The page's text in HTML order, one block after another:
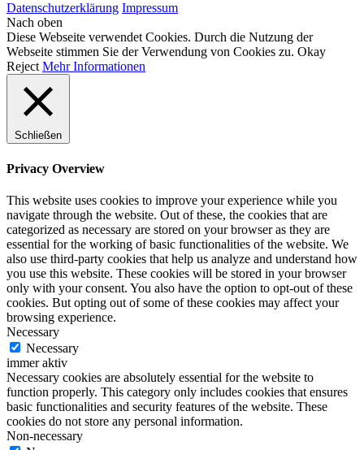
Datenschutzerklärung Impressum
Nach oben
Diese Webseite verwendet Cookies. Durch die Nutzung der
Webseite stimmen Sie der Verwendung von Cookies zu. Okay
Reject Mehr Informationen
Schließen
Privacy Overview
This website uses cookies to improve your experience while you
navigate through the website. Out of these, the cookies that are
categorized as necessary are stored on your browser as they are
essential for the working of basic functionalities of the website. We
also use third-party cookies that help us analyze and understand how
you use this website. These cookies will be stored in your browser
only with your consent. You also have the option to opt-out of these
cookies. But opting out of some of these cookies may affect your
browsing experience.
Necessary
Necessary
immer aktiv
Necessary cookies are absolutely essential for the website to
function properly. This category only includes cookies that ensures
basic functionalities and security features of the website. These
cookies do not store any personal information.
Non-necessary